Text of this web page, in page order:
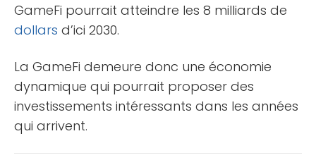
GameFi pourrait atteindre les 8 milliards de
dollars d’ici 2030.
La GameFi demeure donc une économie
dynamique qui pourrait proposer des
investissements intéressants dans les années
qui arrivent.